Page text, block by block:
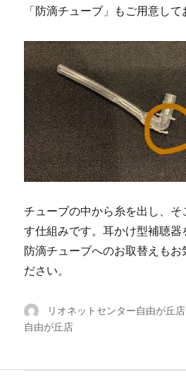
「防滴チューブ」もご用意して
チューブの中から糸を出し、そ
す仕組みです。耳かけ型補聴器
防滴チューブへのお取替えもお
ださい。
投
稿
リオネットセンター自由が丘店
自由が丘店